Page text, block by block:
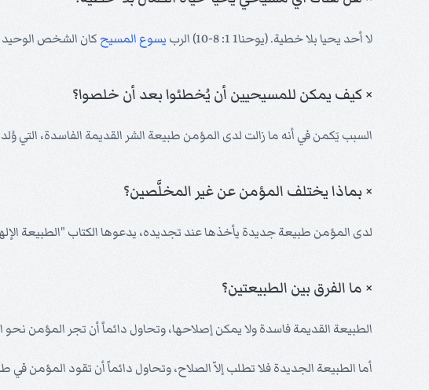
لا أحد يحيا بلا خطية. (يوحنا1 1: 8-10) الرب يسوع المسيح كان الشخص الوحيد
× كيف يمكن للمسيحيين أن يُخطئوا بعد أن خلصوا؟
السبب يَكمن في أنه ما زالت لدى المؤمن طبيعة الشر القديمة الفاسدة، التي وُلد
× بماذا يختلف المؤمن عن غير المخلَّصين؟
لدى المؤمن طبيعة جديدة يأخذها عند تجديده، يدعوها الكتاب "الطبيعة
× ما الفرق بين الطبيعتين؟
الطبيعة القديمة فاسدة ولا يمكن إصلاحها، وتحاول دائماً أن تجر المؤمن
أما الطبيعة الجديدة فلا تطلب إلاّ الصلاح، وتحاول دائماً أن تقود المؤمن في